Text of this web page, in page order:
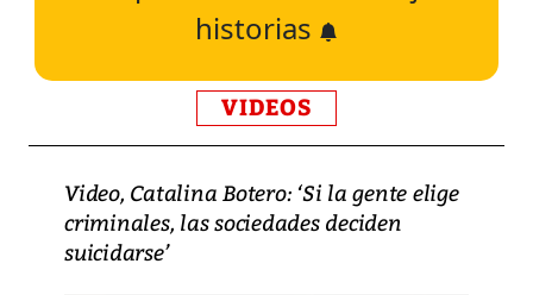
historias
VIDEOS
Video, Catalina Botero: ‘Si la gente elige
criminales, las sociedades deciden
suicidarse’